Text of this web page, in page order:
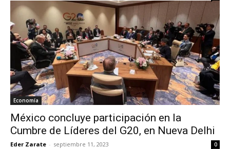
Economía
México concluye participación en la
Cumbre de Líderes del G20, en Nueva Delhi
Eder Zarate - septiembre 11, 2023 0